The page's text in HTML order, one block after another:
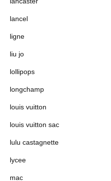
lancel
ligne
liu jo
lollipops
longchamp
louis vuitton
louis vuitton sac
lulu castagnette
lycee
mac